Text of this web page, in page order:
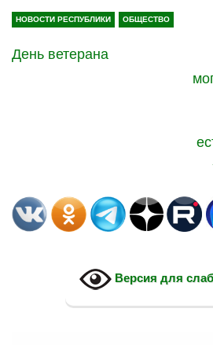
НОВОСТИ РЕСПУБЛИКИ ОБЩЕСТВО
День ветерана
Версия для